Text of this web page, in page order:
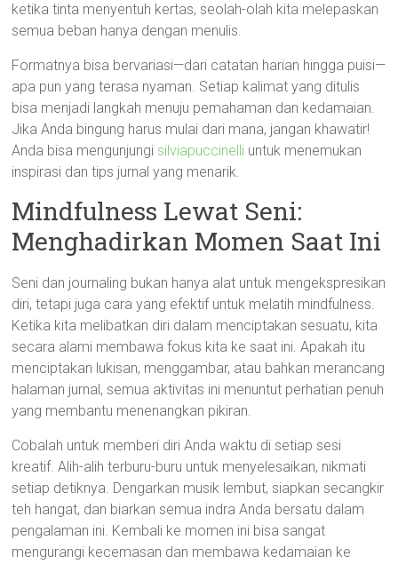
ketika tinta menyentuh kertas, seolah-olah kita melepaskan
semua beban hanya dengan menulis.
Formatnya bisa bervariasi—dari catatan harian hingga puisi—
apa pun yang terasa nyaman. Setiap kalimat yang ditulis
bisa menjadi langkah menuju pemahaman dan kedamaian.
Jika Anda bingung harus mulai dari mana, jangan khawatir!
Anda bisa mengunjungi silviapuccinelli untuk menemukan
inspirasi dan tips jurnal yang menarik.
Mindfulness Lewat Seni:
Menghadirkan Momen Saat Ini
Seni dan journaling bukan hanya alat untuk mengekspresikan
diri, tetapi juga cara yang efektif untuk melatih mindfulness.
Ketika kita melibatkan diri dalam menciptakan sesuatu, kita
secara alami membawa fokus kita ke saat ini. Apakah itu
menciptakan lukisan, menggambar, atau bahkan merancang
halaman jurnal, semua aktivitas ini menuntut perhatian penuh
yang membantu menenangkan pikiran.
Cobalah untuk memberi diri Anda waktu di setiap sesi
kreatif. Alih-alih terburu-buru untuk menyelesaikan, nikmati
setiap detiknya. Dengarkan musik lembut, siapkan secangkir
teh hangat, dan biarkan semua indra Anda bersatu dalam
pengalaman ini. Kembali ke momen ini bisa sangat
mengurangi kecemasan dan membawa kedamaian ke